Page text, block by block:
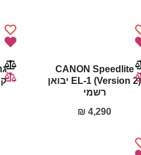
CANON Speedlite
EL-1 (Version 2) יבואן
רשמי
₪ 4,290